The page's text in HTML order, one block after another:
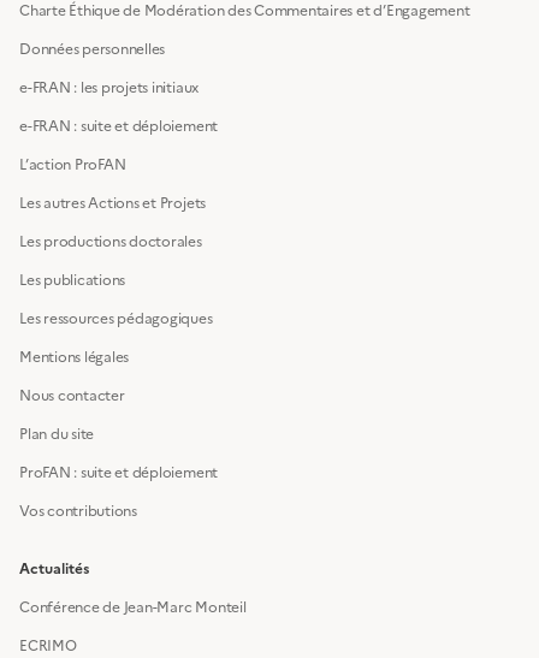
Charte Éthique de Modération des Commentaires et d’Engagement
Données personnelles
e-FRAN : les projets initiaux
e-FRAN : suite et déploiement
L’action ProFAN
Les autres Actions et Projets
Les productions doctorales
Les publications
Les ressources pédagogiques
Mentions légales
Nous contacter
Plan du site
ProFAN : suite et déploiement
Vos contributions
Actualités
Conférence de Jean-Marc Monteil
ECRIMO